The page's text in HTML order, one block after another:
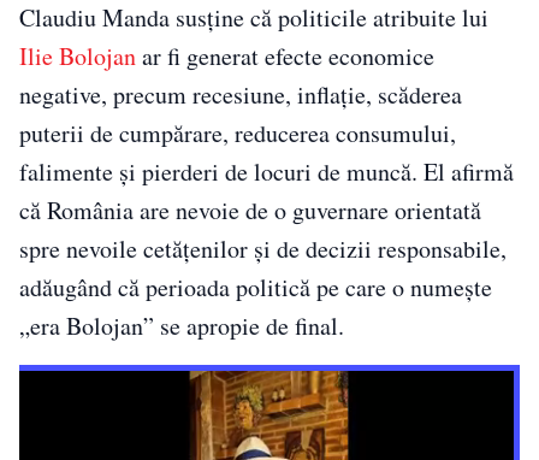
Claudiu Manda susține că politicile atribuite lui
Ilie Bolojanar fi generat efecte economice
negative, precum recesiune, inflație, scăderea
puterii de cumpărare, reducerea consumului,
falimente și pierderi de locuri de muncă. El afirmă
că România are nevoie de o guvernare orientată
spre nevoile cetățenilor și de decizii responsabile,
adăugând că perioada politică pe care o numește
„era Bolojan” se apropie de final.